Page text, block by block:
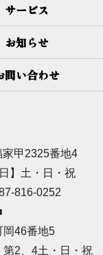
サービス
お知らせ
問い合わせ
甲2325番地4
】土・日・祝
816-0252
岡46番地5
第2、4土・日・祝